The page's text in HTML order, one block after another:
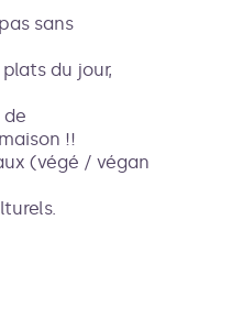
sans
du jour,
!!
(végé / végan